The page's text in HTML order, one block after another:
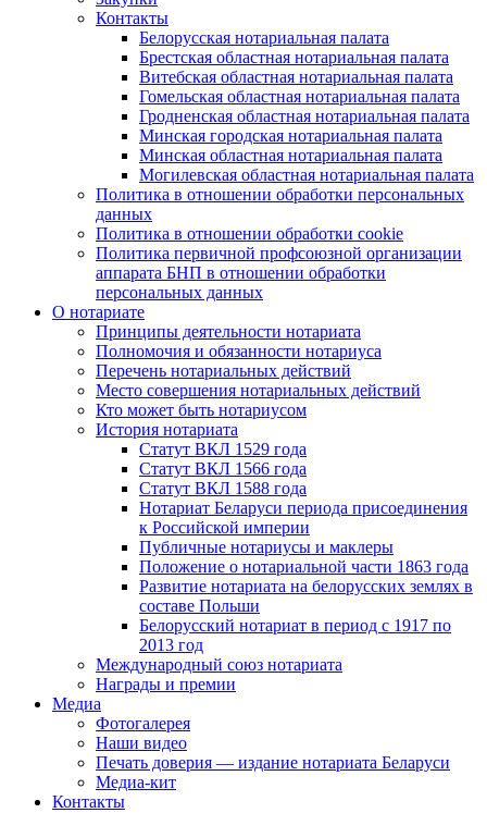
Контакты
Белорусская нотариальная палата
Брестская областная нотариальная палата
Витебская областная нотариальная палата
Гомельская областная нотариальная палата
Гродненская областная нотариальная палата
Минская городская нотариальная палата
Минская областная нотариальная палата
Могилевская областная нотариальная палата
Политика в отношении обработки персональных
данных
Политика в отношении обработки cookie
Политика первичной профсоюзной организации
аппарата БНП в отношении обработки
персональных данных
О нотариате
Принципы деятельности нотариата
Полномочия и обязанности нотариуса
Перечень нотариальных действий
Место совершения нотариальных действий
Кто может быть нотариусом
История нотариата
Статут ВКЛ 1529 года
Статут ВКЛ 1566 года
Статут ВКЛ 1588 года
Нотариат Беларуси периода присоединения
к Российской империи
Публичные нотариусы и маклеры
Положение о нотариальной части 1863 года
Развитие нотариата на белорусских землях в
составе Польши
Белорусский нотариат в период с 1917 по
2013 год
Международный союз нотариата
Награды и премии
Медиа
Фотогалерея
Наши видео
Печать доверия — издание нотариата Беларуси
Медиа-кит
Контакты